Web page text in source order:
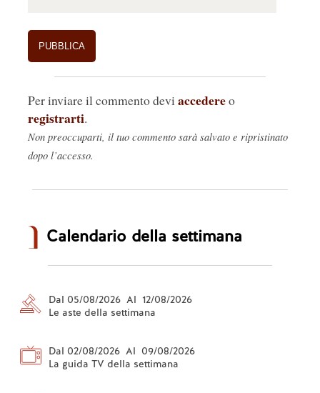
Per inviare il commento devi accedereo
registrarti.
Non preoccuparti, il tuo commento sarà salvato e ripristinato
dopo l’accesso.
Calendario della settimana
Dal 05/08/2026 Al 12/08/2026
Le aste della settimana
Dal 02/08/2026 Al 09/08/2026
La guida TV della settimana